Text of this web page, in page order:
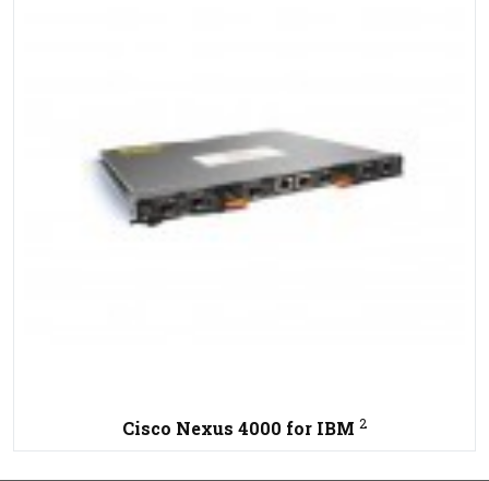
Cisco Nexus 4000 for IBM 2